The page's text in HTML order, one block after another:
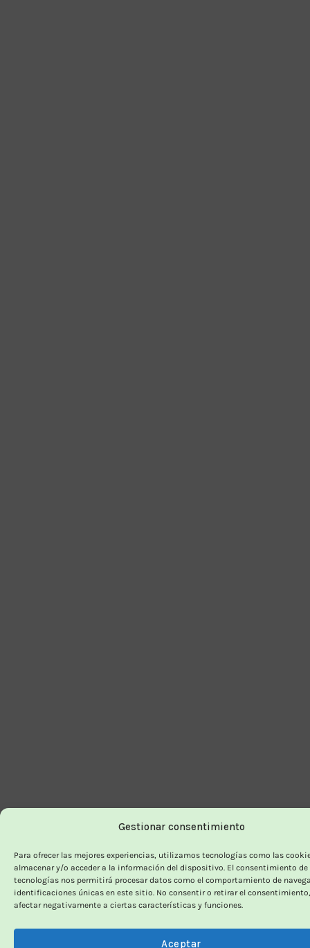
Gestionar consentimiento
Para ofrecer las mejores experiencias, utilizamos tecnologías como las
almacenar y/o acceder a la información del dispositivo. El consentimiento de
tecnologías nos permitirá procesar datos como el comportamiento de
identificaciones únicas en este sitio. No consentir o retirar el
afectar negativamente a ciertas características y funciones.
Aceptar